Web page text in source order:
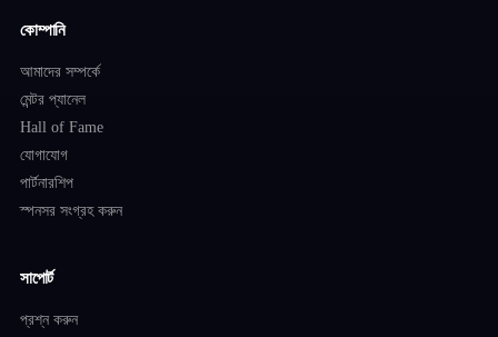
কোম্পানি
আমাদের সম্পর্কে
মেন্টর প্যানেল
Hall of Fame
যোগাযোগ
পার্টনারশিপ
স্পনসর সংগ্রহ করুন
সাপোর্ট
প্রশ্ন করুন